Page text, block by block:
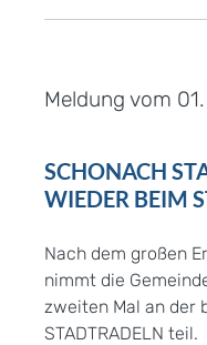
Meldung vom
SCHONACH
WIEDER BEIM
Nach dem großen
nimmt die
zweiten Mal an der
STADTRADELN teil.